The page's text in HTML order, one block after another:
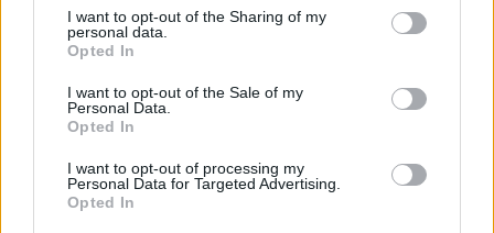
I want to opt-out of the Sharing of my
personal data.
Opted In
I want to opt-out of the Sale of my
Personal Data.
Opted In
I want to opt-out of processing my
Personal Data for Targeted Advertising.
Opted In